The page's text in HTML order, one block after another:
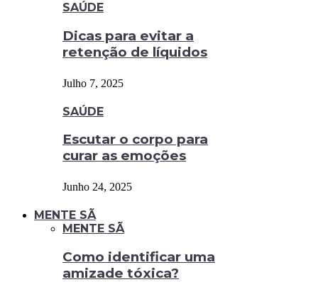
SAÚDE
Dicas para evitar a
retenção de líquidos
Julho 7, 2025
SAÚDE
Escutar o corpo para
curar as emoções
Junho 24, 2025
MENTE SÃ
MENTE SÃ
Como identificar uma
amizade tóxica?